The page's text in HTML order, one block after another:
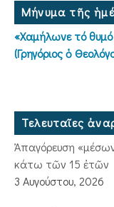
Μήνυμα τῆς
«Χαμήλωνε τό θυμό
(Γρηγόριος ὁ
Τελευταῖες
Ἀπαγόρευση
κάτω τῶν 15 ἐτῶν
3 Αυγούστου, 2026